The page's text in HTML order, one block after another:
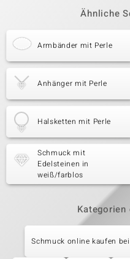
Ähnliche
Armbänder mit Perle
Anhänger mit Perle
Halsketten mit Perle
Schmuck mit
Edelsteinen in
weiß/farblos
Schmuck online kaufen bei